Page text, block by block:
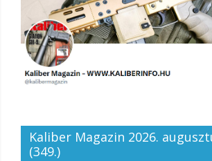
Kaliber Magazin 2026.
(349.)